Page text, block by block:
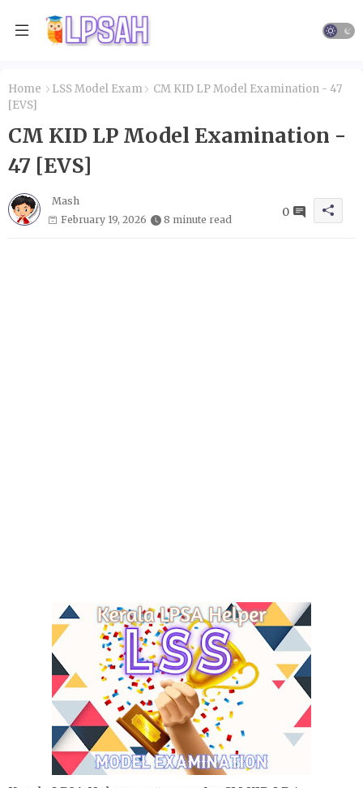
Home LSS Model Exam
CM KID LP Model Examination - 47
[EVS]
CM KID LP Model Examination -
47 [EVS]
Mash
February 19, 2026
8 minute read
0